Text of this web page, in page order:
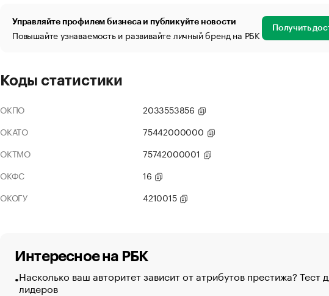
Управляйте профилем бизнеса и публикуйте новости
Повышайте узнаваемость и развивайте личный бренд на РБК Получить
Коды статистики
ОКПО
2033553856
ОКАТО
75442000000
ОКТМО
75742000001
ОКФС
16
ОКОГУ
4210015
Интересное на РБК
Насколько ваш авторитет зависит от атрибутов престижа? Тест
лидеров